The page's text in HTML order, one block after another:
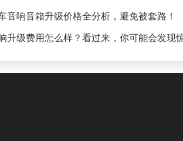
音响音箱升级价格全分析，避免被套路！
升级费用怎么样？看过来，你可能会发现